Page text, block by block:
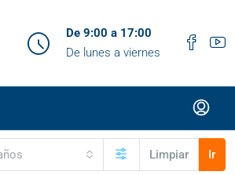
De 9:00 a 17:00
De lunes a viernes
Limpiar Ir